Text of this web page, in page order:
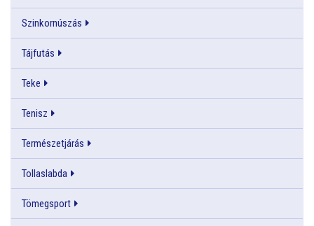
Szinkornúszás
Tájfutás
Teke
Tenisz
Természetjárás
Tollaslabda
Tömegsport